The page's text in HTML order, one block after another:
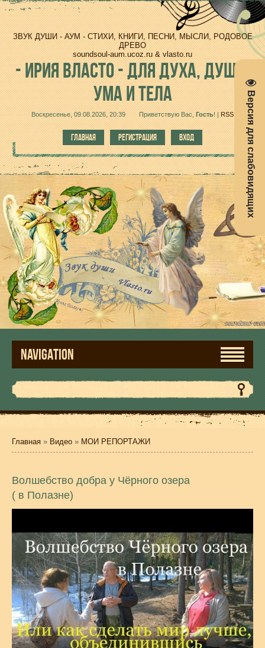
Версия для слабовидящих
ЗВУК ДУШИ - АУМ - СТИХИ, КНИГИ, ПЕСНИ, МЫСЛИ, РОДОВОЕ
ДРЕВО
soundsoul-aum.ucoz.ru & vlasto.ru
-ИРИЯ ВЛАСТО - ДЛЯ ДУХА, ДУШИ,
УМА И ТЕЛА
Воскресенье, 09.08.2026, 20:39 Приветствую Вас Гость! | RSS
ГЛАВНАЯ РЕГИСТРАЦИЯ ВХОД
NAVIGATION
Главная » Видео » МОИ РЕПОРТАЖИ
Волшебство добра у Чёрного озера
( в Полазне)